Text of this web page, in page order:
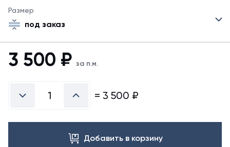
Для
свяжитесь
Размер
под заказ
3 500 ₽ за п.м.
= 3 500 ₽
Добавить в корзину